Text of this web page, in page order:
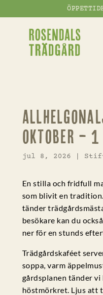
oktober – 1
jul 8, 2026
En stilla och fridfull
som blivit en
tänder
besökare kan du
ner för en stunds
Trädgårdskaféet
soppa, varm
gårdsplanen tänder vi
höstmörkret. Ljus att